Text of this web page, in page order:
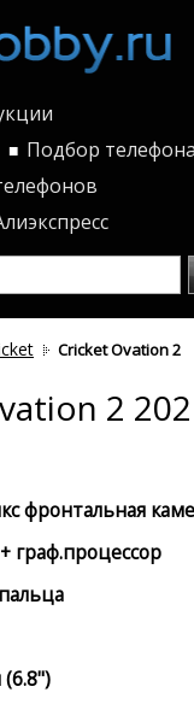
■ Подбор
Cricket Ovation 2
2
фронтальная
граф.процессор